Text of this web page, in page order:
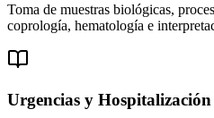
Toma de muestras biológicas,
coprología, hematología e
Urgencias y Hospitalización